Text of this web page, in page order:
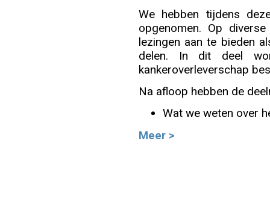
We hebben tijdens
opgenomen. Op
lezingen aan te bieden
delen. In dit deel
kankeroverleverschap
Na afloop hebben de
Wat we weten over
Meer >